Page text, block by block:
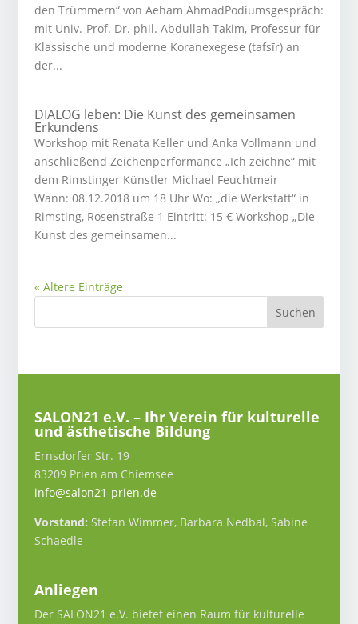
den Trümmern“ von Aeham AhmadPodiumsgespräch:
mit Univ.-Prof. Dr. phil. Abdullah Takim, Professur für
Klassische und moderne Koranexegese (tafsīr) an
der...
DIALOG leben: Die Kunst des gemeinsamen
Erkundens
Workshop mit Renata Keller und Anka Vollmann und
anschließend Zeichenperformance „Ich zeichne“ mit
dem Rimstinger Künstler Michael Feuchtmeir
Wann: 08.12.2018 um 18 Uhr Wo: „die Werkstatt“ in
Rimsting, Rosenstraße 1 Eintritt: 15 € Workshop „Die
Kunst des gemeinsamen...
« Ältere Einträge
SALON21 e.V. – Ihr Verein für kulturelle
und ästhetische Bildung
Ernsdorfer Str. 19
83209 Prien am Chiemsee
info@salon21-prien.de
Vorstand: Stefan Wimmer, Barbara Nedbal, Sabine
Schaedle
Anliegen
Der SALON21 e.V. bietet einen Raum für kulturelle